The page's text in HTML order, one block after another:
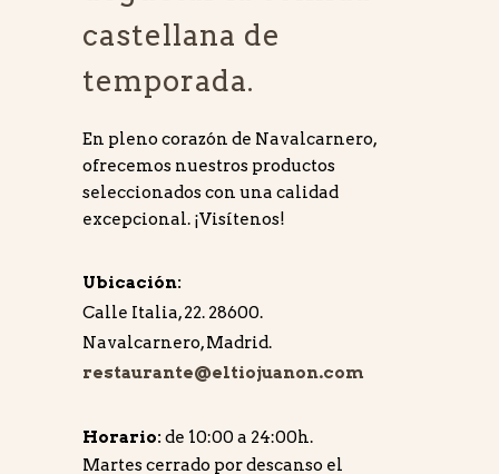
castellana de
temporada.
En pleno corazón de Navalcarnero,
ofrecemos nuestros productos
seleccionados con una calidad
excepcional. ¡Visítenos!
Ubicación:
Calle Italia, 22. 28600.
Navalcarnero, Madrid‎.
restaurante@eltiojuanon.com
Horario: de 10:00 a 24:00h.
Martes cerrado por descanso el